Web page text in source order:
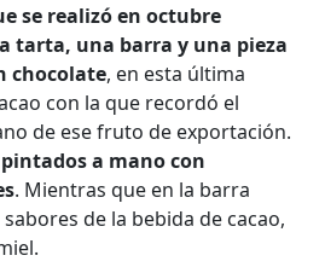
se realizó en octubre
tarta, una barra y una pieza
chocolate, en esta última
con la que recordó el
de ese fruto de exportación.
a mano con
. Mientras que en la barra
de la bebida de cacao,